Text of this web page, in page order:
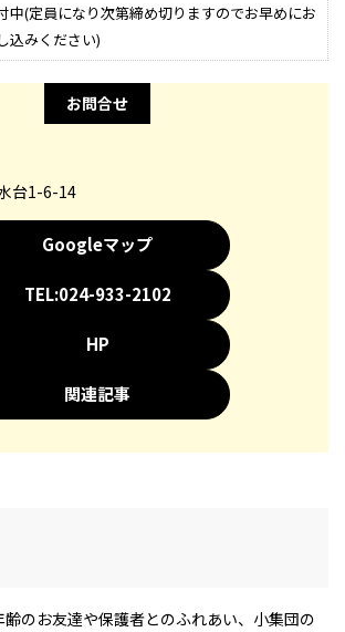
中(定員になり次第締め切りますのでお早めにお
込みください)
お問合せ
台1-6-14
Googleマップ
TEL:024-933-2102
HP
関連記事
のお友達や保護者とのふれあい、小集団の